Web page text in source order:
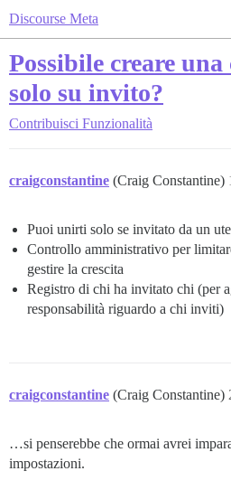
Discourse Meta
Possibile creare
solo su invito?
Contribuisci Funzionalità
craigconstantine (Craig Constantine)
Puoi unirti solo se invitato da un
Controllo amministrativo per
gestire la crescita
Registro di chi ha invitato chi (per
responsabilità riguardo a chi inviti)
craigconstantine (Craig Constantine)
…si penserebbe che ormai avrei
impostazioni.